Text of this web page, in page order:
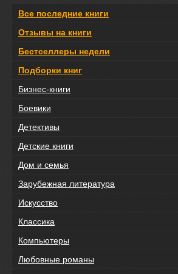
Все последние книги
Отзывы на книги
Бестселлеры недели
Подборки книг
Бизнес-книги
Боевики
Детективы
Детские книги
Дом и семья
Зарубежная литература
Искусство
Классика
Компьютеры
Любовные романы